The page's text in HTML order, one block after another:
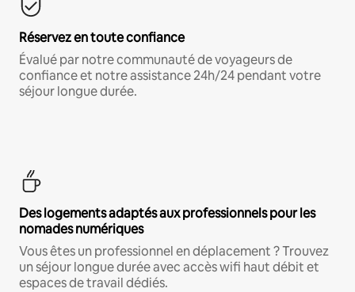
Réservez en toute confiance
Évalué par notre communauté de voyageurs de
confiance et notre assistance 24h/24 pendant votre
séjour longue durée.
Des logements adaptés aux professionnels pour les
nomades numériques
Vous êtes un professionnel en déplacement ? Trouvez
un séjour longue durée avec accès wifi haut débit et
espaces de travail dédiés.